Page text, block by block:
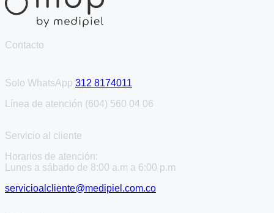
Contacto
Solo WhatsApp 312 8174011
Línea de atención (604) 560 04 06
Servicio al cliente
Horarios de atención:
Lunes a sábado de 8:00 a.m a 6:00 p.m
servicioalcliente@medipiel.com.co